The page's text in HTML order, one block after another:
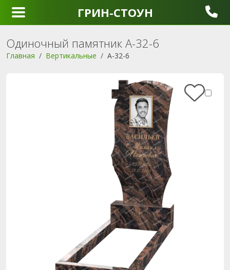
ГРИН-СТОУН
Одиночный памятник A-32-6
Главная Вертикальные A-32-6